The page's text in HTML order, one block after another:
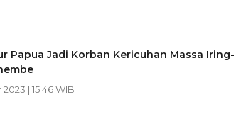
Papua Jadi Korban Kericuhan Massa Iring-
| 15:46 WIB